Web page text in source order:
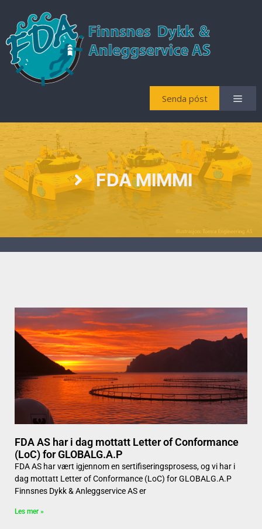
Senda póst
FDA MIMMI
FDA AS har i dag mottatt Letter of Conformance
(LoC) for GLOBALG.A.P
FDA AS har vært igjennom en sertifiseringsprosess, og vi har i
dag mottatt Letter of Conformance (LoC) for GLOBALG.A.P
Finnsnes Dykk & Anleggservice AS er
Les mer »